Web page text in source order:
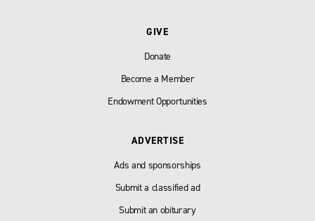
GIVE
Donate
Become a Member
Endowment Opportunities
ADVERTISE
Ads and sponsorships
Submit a classified ad
Submit an obiturary